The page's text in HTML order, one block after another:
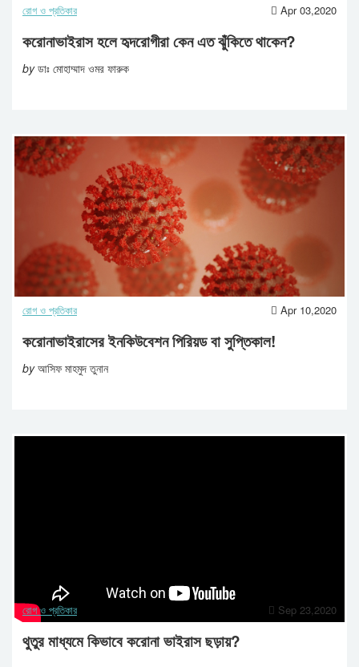
রোগ ও প্রতিকার Apr 03,2020
করোনাভাইরাস হলে হৃদরোগীরা কেন এত ঝুঁকিতে থাকেন?
byডাঃ মোহাম্মাদ ওমর ফারুক
রোগ ও প্রতিকার Apr 10,2020
করোনাভাইরাসের ইনকিউবেশন পিরিয়ড বা সুপ্তিকাল!
byআসিফ মাহমুদ তুনান
রোগ ও প্রতিকার Sep 23,2020
থুতুর মাধ্যমে কিভাবে করোনা ভাইরাস ছড়ায়?